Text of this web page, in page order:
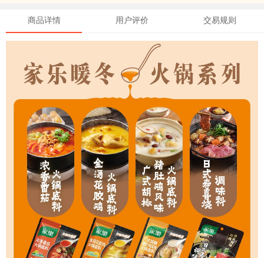
商品详情 用户评价 交易规则